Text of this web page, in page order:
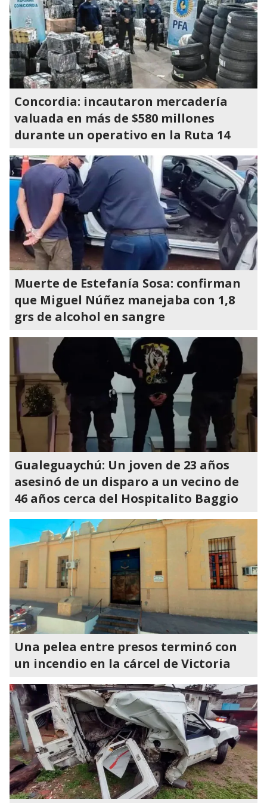
Concordia: incautaron mercadería
valuada en más de $580 millones
durante un operativo en la Ruta 14
Muerte de Estefanía Sosa: confirman
que Miguel Núñez manejaba con 1,8
grs de alcohol en sangre
Gualeguaychú: Un joven de 23 años
asesinó de un disparo a un vecino de
46 años cerca del Hospitalito Baggio
Una pelea entre presos terminó con
un incendio en la cárcel de Victoria